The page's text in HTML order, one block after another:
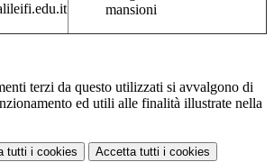
mansioni
terzi da questo utilizzati si avvalgono di
ed utili alle finalità illustrate nella
tutti i cookies Accetta tutti i cookies